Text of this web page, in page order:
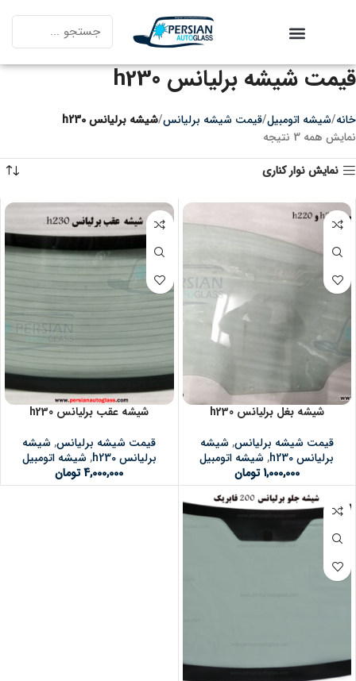
قیمت شیشه برلیانس h230
خانه شیشه اتومبیل قیمت شیشه برلیانس شیشه برلیانس h230
نمایش همه 3 نتیجه
نمایش نوار کناری
شیشه بغل برلیانس h230
قیمت شیشه برلیانس,شیشه
برلیانس h230
,شیشه اتومبیل
1,000,000 تومان
شیشه عقب برلیانس h230
قیمت شیشه برلیانس,شیشه
برلیانس h230
,شیشه اتومبیل
4,000,000تومان